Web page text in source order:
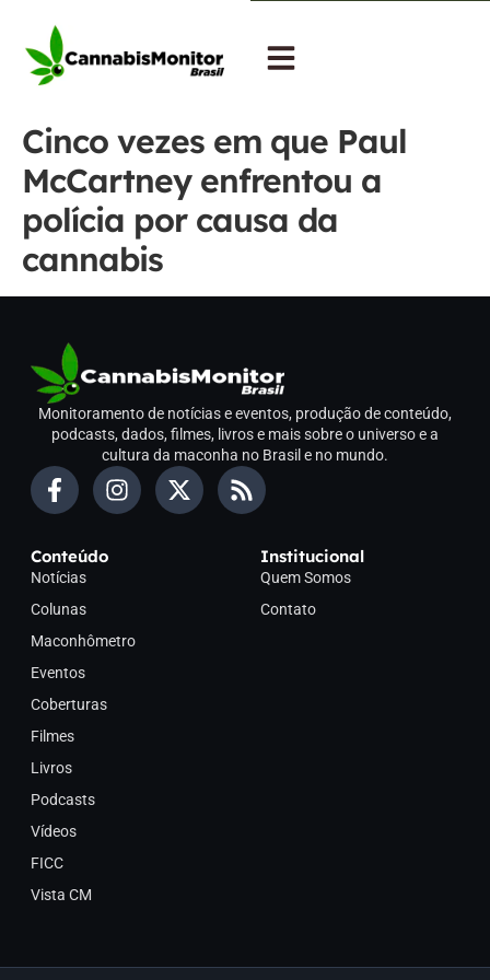
Cinco vezes em que Paul
McCartney enfrentou a
polícia por causa da
cannabis
Monitoramento de notícias e eventos, produção de conteúdo,
podcasts, dados, filmes, livros e mais sobre o universo e a
cultura da maconha no Brasil e no mundo.
Conteúdo
Notícias
Colunas
Maconhômetro
Eventos
Coberturas
Filmes
Livros
Podcasts
Vídeos
FICC
Vista CM
Institucional
Quem Somos
Contato